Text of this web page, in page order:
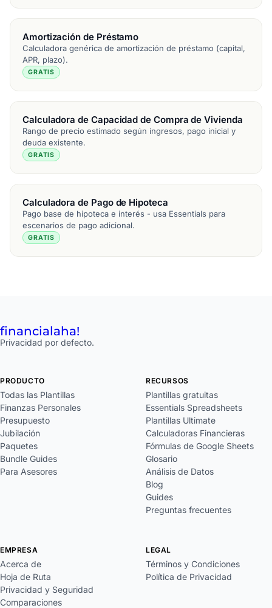
Amortización de Préstamo
Calculadora genérica de amortización de préstamo (capital,
APR, plazo).
GRATIS
Calculadora de Capacidad de Compra de Vivienda
Rango de precio estimado según ingresos, pago inicial y
deuda existente.
GRATIS
Calculadora de Pago de Hipoteca
Pago base de hipoteca e interés - usa Essentials para
escenarios de pago adicional.
GRATIS
financialaha!
Privacidad por defecto.
PRODUCTO
Todas las Plantillas
Finanzas Personales
Presupuesto
Jubilación
Paquetes
Bundle Guides
Para Asesores
RECURSOS
Plantillas gratuitas
Essentials Spreadsheets
Plantillas Ultimate
Calculadoras Financieras
Fórmulas de Google Sheets
Glosario
Análisis de Datos
Blog
Guides
Preguntas frecuentes
EMPRESA
Acerca de
Hoja de Ruta
Privacidad y Seguridad
Comparaciones
LEGAL
Términos y Condiciones
Política de Privacidad